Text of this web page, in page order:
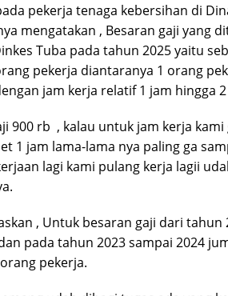
pekerja tenaga kebersihan di
mengatakan , Besaran gaji yang
Tuba pada tahun 2025 yaitu
pekerja diantaranya 1 orang
jam kerja relatif 1 jam hingga
900 rb , kalau untuk jam kerja
1 jam lama-lama nya paling ga
lagi kami pulang kerja lagii
, Untuk besaran gaji dari tahun
pada tahun 2023 sampai 2024
pekerja.